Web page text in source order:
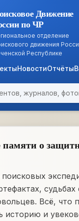
Движение
по ЧР
отделение
движения
Республике
НовостиОтчёты
памяти о
судьбах
Всё, что
историю и